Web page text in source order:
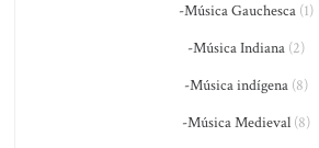
-Música Gauchesca(1)
-Música Indiana(2)
-Música indígena(8)
-Música Medieval(8)